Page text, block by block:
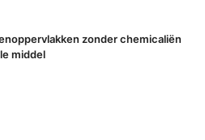
zonder chemicaliën
middel